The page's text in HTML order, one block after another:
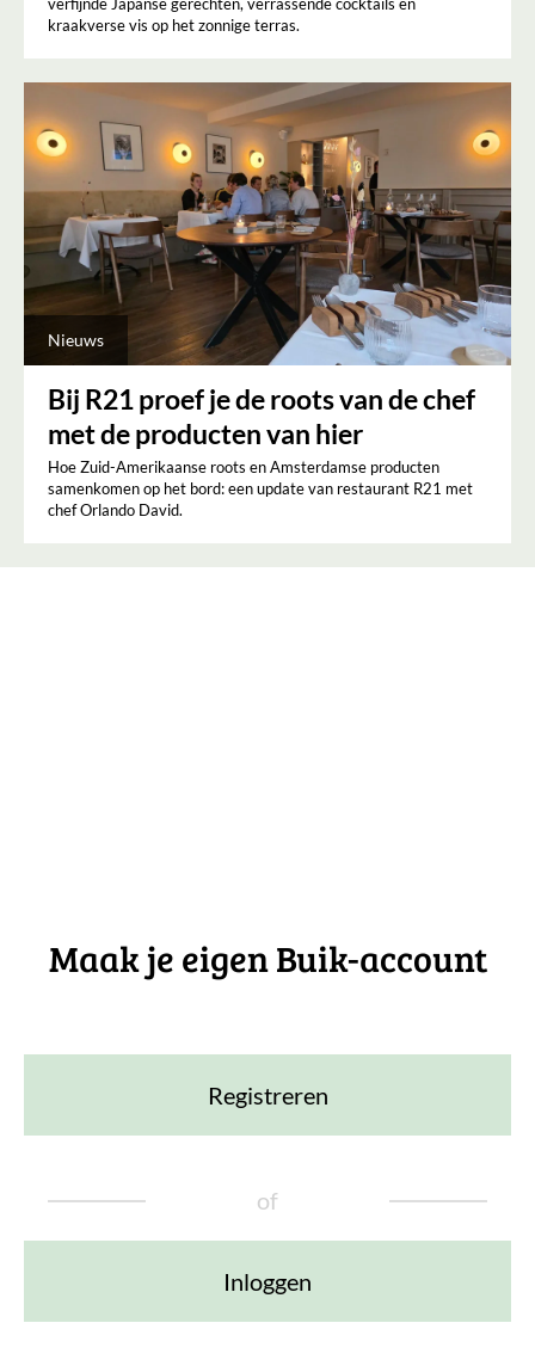
kraakverse vis op het zonnige terras.
Nieuws
Bij R21 proef je de roots van de chef
met de producten van hier
Hoe Zuid-Amerikaanse roots en Amsterdamse producten
samenkomen op het bord: een update van restaurant R21 met
chef Orlando David.
Maak je eigen Buik-account
Registreren
of
Inloggen